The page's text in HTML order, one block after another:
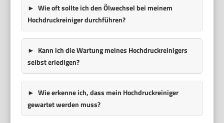
Wie oft sollte ich den Ölwechsel bei meinem
Hochdruckreiniger durchführen?
Kann ich die Wartung meines Hochdruckreinigers
selbst erledigen?
Wie erkenne ich, dass mein Hochdruckreiniger
gewartet werden muss?